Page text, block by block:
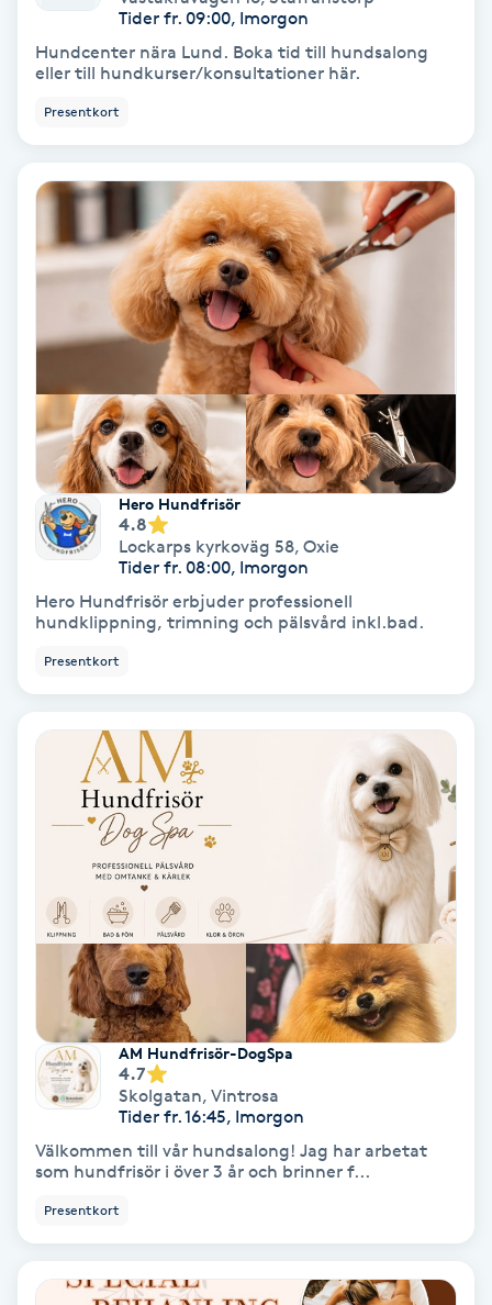
Läpptatuering
Manikyr & Pedikyr
Massage
Medial vägledning
Medicinsk massage
Meditation
Medium
MicroPen
Microshading
Nagelförlängning
Nagelförlängning akryl
Nagelförlängning gelé
Nagelförlängning glasfiber
Nagelförstärkning
Tider fr. 09:00, Imorgon
Hundcenter nära Lund. Boka tid till hundsalong
eller till hundkurser/konsultationer här.
Presentkort
Hero Hundfrisör
4.8
Lockarps kyrkoväg 58, Oxie
Tider fr. 08:00, Imorgon
Hero Hundfrisör erbjuder professionell
hundklippning, trimning och pälsvård inkl.bad.
Presentkort
AM Hundfrisör-DogSpa
4.7
Skolgatan, Vintrosa
Tider fr. 16:45, Imorgon
Välkommen till vår hundsalong! Jag har arbetat
som hundfrisör i över 3 år och brinner f...
Presentkort